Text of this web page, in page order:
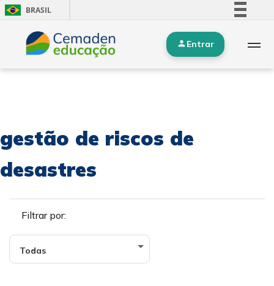
BRASIL
Simplifique!
Comunica BR
Entrar
gestão de riscos de
desastres
Filtrar por: